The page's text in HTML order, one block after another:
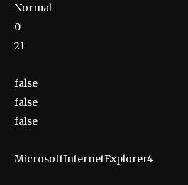
Normal
0
21
false
false
false
MicrosoftInternetExplorer4